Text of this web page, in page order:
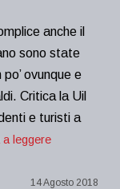
anche il
sono state
ovunque e
Critica la Uil
e turisti a
a leggere
14 Agosto 2018